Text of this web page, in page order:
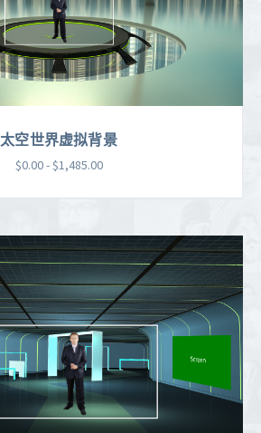
太空世界虚拟背景
$0.00 - $1,485.00